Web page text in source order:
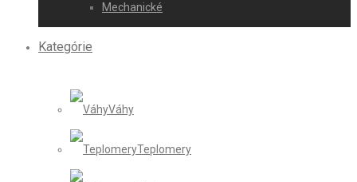
Mechanické
Kategórie
Váhy
Teplomery